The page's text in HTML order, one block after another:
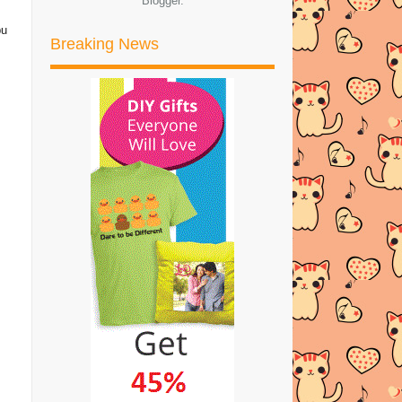
CPUV kedua NUFFNANG
HAFIZH SYAHRIN LAGI... HU3
SIAPA HAFIZH SYAHRIN?
Hafizh Syahrin Menang Tempat
Pertama Pelumbaan di ...
BUAT DUIT DENGAN 8SHARE!!
JOM JOIN!!
FOUZIAH GOUS SELAMAT
DIIJABKABULKAN
SHATAVARI BAIK UNTUK
DALAMAN WANITA
Awesome Giveaway by Tasha
Aqisha
PENULISAN?
Breaking News